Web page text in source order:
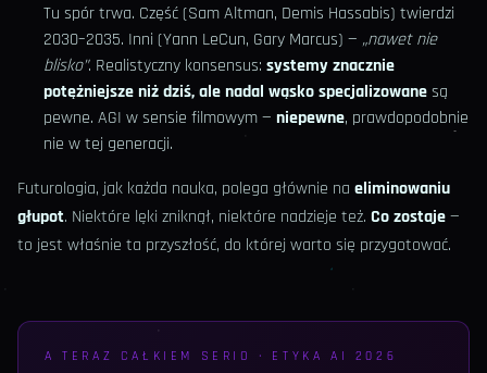
Tu spór trwa. Część (Sam Altman, Demis Hassabis) twierdzi
2030–2035. Inni (Yann LeCun, Gary Marcus) — „nawet nie
blisko”. Realistyczny konsensus: systemy znacznie
potężniejsze niż dziś, ale nadal wąsko specjalizowanesą
pewne. AGI w sensie filmowym — niepewne, prawdopodobnie
nie w tej generacji.
Futurologia, jak każda nauka, polega głównie na eliminowaniu
głupot. Niektóre lęki zniknął, niektóre nadzieje też. Co zostaje—
to jest właśnie ta przyszłość, do której warto się przygotować.
A TERAZ CAŁKIEM SERIO · ETYKA AI 2026